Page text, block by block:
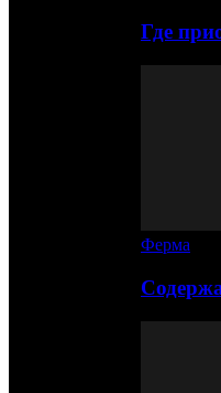
Где
Ферма